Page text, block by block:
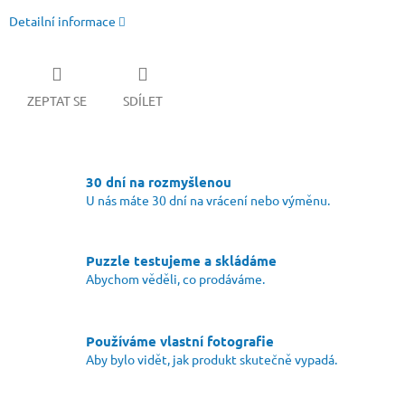
Detailní informace
ZEPTAT SE SDÍLET
30 dní na rozmyšlenou
U nás máte 30 dní na vrácení nebo výměnu.
Puzzle testujeme a skládáme
Abychom věděli, co prodáváme.
Používáme vlastní fotografie
Aby bylo vidět, jak produkt skutečně vypadá.